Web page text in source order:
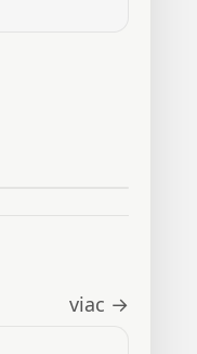
viac →